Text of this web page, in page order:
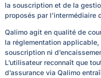
la souscription et de la
proposés par l’intermédiaire
Qalimo agit en qualité de
la réglementation
souscription ni
L’utilisateur reconnaît que
d’assurance via Qalimo